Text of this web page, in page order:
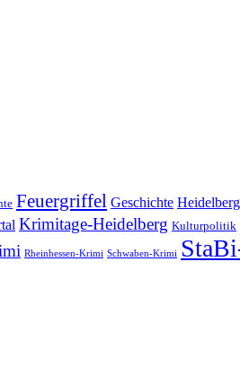
Feuergriffel Geschichte
Krimitage-Heidelberg Kulturpolitik
Rheinhessen-Krimi Schwaben-Krimi